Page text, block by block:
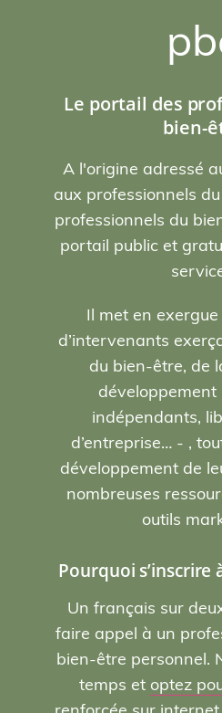
Le portail des
bien-
A l'origine adressé
aux professionnels
professionnels du
portail public et
Il met en
d’intervenants
du bien-être, de
développement
indépendants,
d’entreprise… - ,
développement de
nombreuses
outils
Pourquoi s’inscrire
Un français sur
faire appel à un
bien-être personnel.
temps et optez